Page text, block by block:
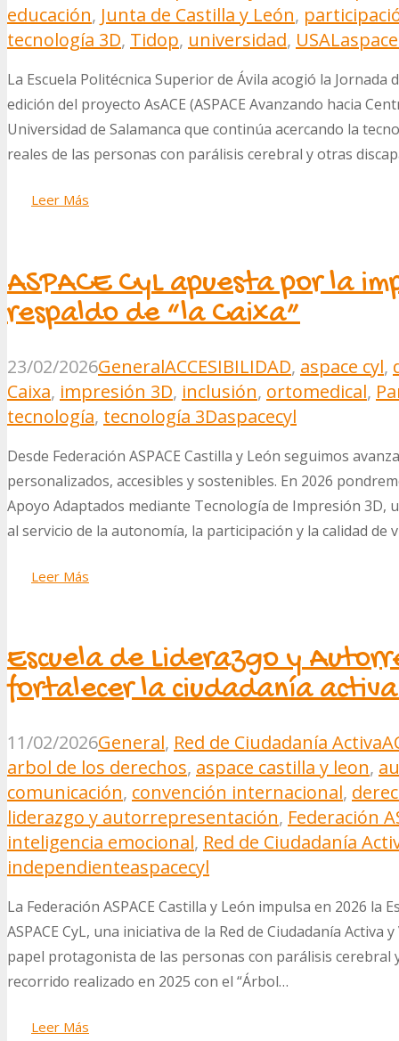
educación, Junta de Castilla y León,
tecnología 3D, Tidop, universidad, USAL
La Escuela Politécnica Superior de Ávila acogió la
edición del proyecto AsACE (ASPACE Avanzando hacia
Universidad de Salamanca que continúa acercando la
reales de las personas con parálisis cerebral y otras
Leer Más
ASPACE CyL apuesta por la
respaldo de “la Caixa”
23/02/2026GeneralACCESIBILIDAD, aspace cyl,
Caixa, impresión 3D, inclusión, ortomedical,
tecnología, tecnología 3Daspacecyl
Desde Federación ASPACE Castilla y León seguimos
personalizados, accesibles y sostenibles. En 2026
Apoyo Adaptados mediante Tecnología de Impresión 3D,
al servicio de la autonomía, la participación y la calidad de
Leer Más
Escuela de Liderazgo y
fortalecer la ciudadanía activa
11/02/2026General, Red de Ciudadanía Activa
arbol de los derechos, aspace castilla y leon,
comunicación, convención internacional,
liderazgo y autorrepresentación, Federación
inteligencia emocional, Red de Ciudadanía
independienteaspacecyl
La Federación ASPACE Castilla y León impulsa en 2026
ASPACE CyL, una iniciativa de la Red de Ciudadanía
papel protagonista de las personas con parálisis cerebral
recorrido realizado en 2025 con el “Árbol…
Leer Más